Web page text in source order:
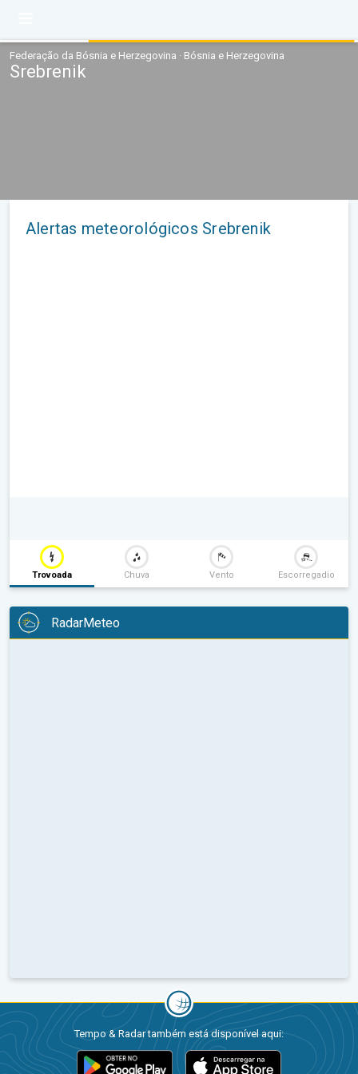
Federação da Bósnia e Herzegovina · Bósnia e Herzegovina
Srebrenik
Alertas meteorológicos Srebrenik
Trovoada Chuva Vento Escorregadio
RadarMeteo
Tempo & Radar também está disponível aqui: